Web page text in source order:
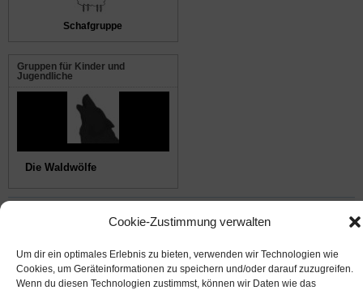
Cookie-Zustimmung verwalten
Um dir ein optimales Erlebnis zu bieten, verwenden wir Technologien wie
Cookies, um Geräteinformationen zu speichern und/oder darauf zuzugreifen.
Wenn du diesen Technologien zustimmst, können wir Daten wie das
Schafgruppe
Gruppen für Kinder und
Jugendliche
Die Waldwölfe
NABU Seeheim | Impressum | Cookie-Richtlinie
Suffusion theme by Sayontan Sinha